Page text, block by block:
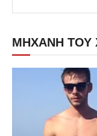
ΜΗΧΑΝΗ ΤΟΥ